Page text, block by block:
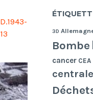
D.1943-
13
3D
Bombe
cancer CEA